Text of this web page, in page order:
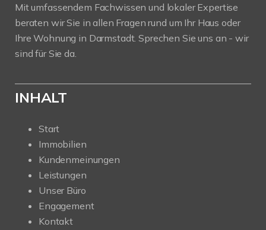
Mit umfassendem Fachwissen und lokaler Expertise
beraten wir Sie in allen Fragen rund um Ihr Haus oder
Ihre Wohnung in Darmstadt. Sprechen Sie uns an - wir
sind für Sie da.
INHALT
Start
Immobilien
Kundenmeinungen
Leistungen
Unser Büro
Engagement
Kontakt